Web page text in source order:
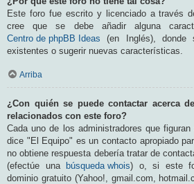
Este foro fue escrito y licenciado a través
cree que se debe añadir alguna
Centro de phpBB Ideas (en Inglés), donde
existentes o sugerir nuevas características.
Arriba
¿Con quién se puede contactar acerca
relacionados con este foro?
Cada uno de los administradores que
dice "El Equipo" es un contacto apropiado
no obtiene respuesta debería tratar de
(efectúe una
búsqueda whois) o, si este
dominio gratuito (Yahoo!, gmail.com,